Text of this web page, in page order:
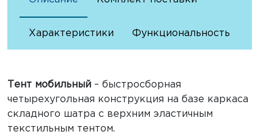
Характеристики Функциональность
Тент мобильный – быстросборная
четырехугольная конструкция на базе каркаса
складного шатра с верхним эластичным
текстильным тентом.